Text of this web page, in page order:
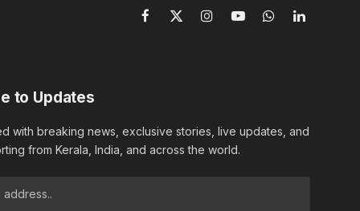
Facebook
X
InstagramYouTubeWhatsAppLinkedIn
to Updates
with breaking news, exclusive stories, live updates, and
from Kerala, India, and across the world.